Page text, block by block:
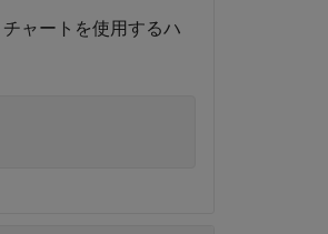
チャートを使用するハ